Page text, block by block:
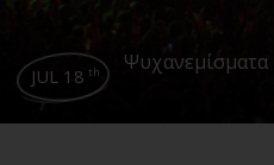
JUL 18 th Ψυχανεμίσματα